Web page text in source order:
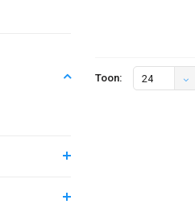
Toon: 24